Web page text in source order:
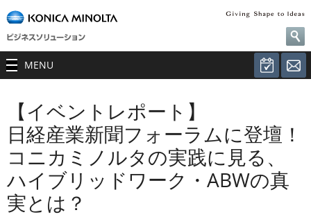
MENU
【イベントレポート】
日経産業新聞フォーラムに登壇！
コニカミノルタの実践に見る、
ハイブリッドワーク・ABWの真
実とは？